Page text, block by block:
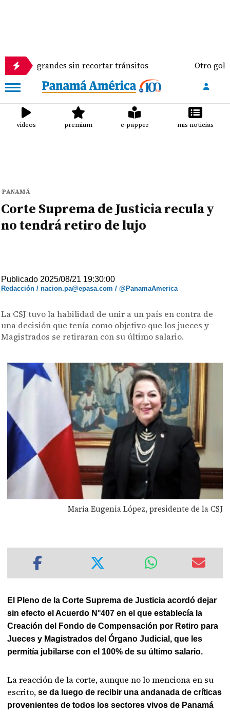
grandes sin recortar tránsitos Otro golpe al
videos premium e-papper mis noticias
PANAMÁ
Corte Suprema de Justicia recula y
no tendrá retiro de lujo
Publicado 2025/08/21 19:30:00
Redacción / nacion.pa@epasa.com / @PanamaAmerica
La CSJ tuvo la habilidad de unir a un país en contra de
una decisión que tenía como objetivo que los jueces y
Magistrados se retiraran con su último salario.
María Eugenia López, presidente de la CSJ
El Pleno de la Corte Suprema de Justicia acordó dejar
sin efecto el Acuerdo N°407 en el que establecía la
Creación del Fondo de Compensación por Retiro para
Jueces y Magistrados del Órgano Judicial, que les
permitía jubilarse con el 100% de su último salario.
La reacción de la corte, aunque no lo menciona en su
escrito, se da luego de recibir una andanada de críticas
provenientes de todos los sectores vivos de Panamá